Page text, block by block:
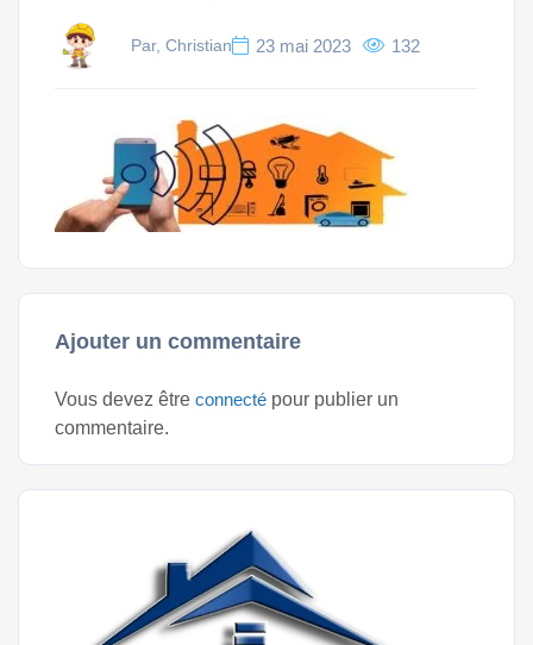
Par, Christian 23 mai 2023 132
Ajouter un commentaire
Vous devez être connecté pour publier un
commentaire.